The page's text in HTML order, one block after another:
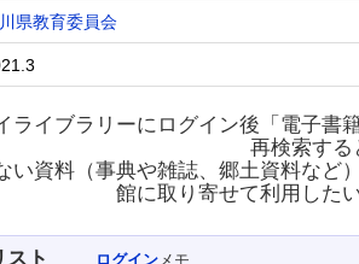
県教育委員会
ライブラリーにログイン後「電子書
再検索する
い資料（事典や雑誌、郷土資料など
館に取り寄せて利用したい
スト ログインメモ